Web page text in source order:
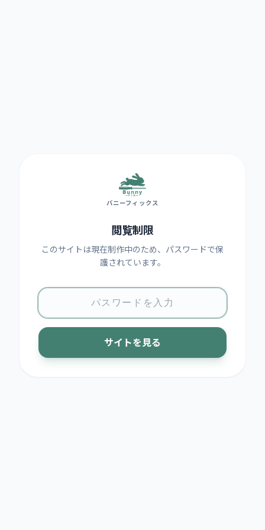
バニーフィックス
閲覧制限
このサイトは現在制作中のため、パスワードで保
護されています。
サイトを見る